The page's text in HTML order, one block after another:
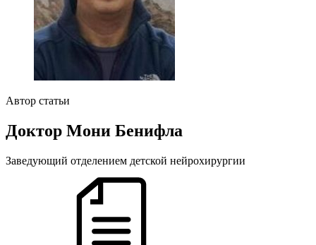
Автор статьи
Доктор Мони Бенифла
Заведующий отделением детской нейрохирургии